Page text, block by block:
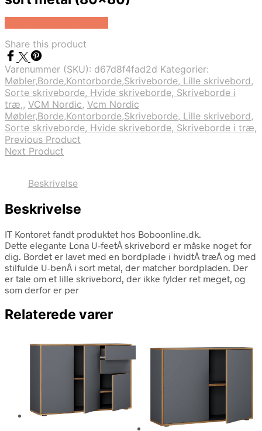
Share this product
Varenummer (SKU): d67d8f4fad2d Kategorier:
Møbler,Borde,Kontorborde,Skriveborde, Lille skrivebord,
Sorte skriveborde, Hvide skriveborde, Skriveborde i
træ,, VCM Nordic, Vcm Nordic
Møbler,Borde,Kontorborde,Skriveborde, Lille skrivebord,
Sorte skriveborde, Hvide skriveborde, Skriveborde i træ,
Previous Product
Next Product
Beskrivelse
Beskrivelse
IT Kontoret fandt produktet hos Boboonline.dk.
Dette elegante Lona U-feetÂ skrivebord er måske noget for
dig. Bordet er lavet med en bordplade i hvidtÂ træÂ og med
stilfulde U-benÂ i sort metal, der matcher bordpladen. Der
er tale om et lille skrivebord, der ikke fylder ret meget, og
som derfor er per
Relaterede varer